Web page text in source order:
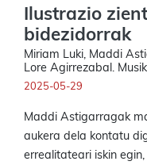
Ilustrazio
bidezidorrak
Miriam Luki, Maddi
Lore Agirrezabal.
2025-05-29
Maddi Astigarragak
aukera dela kontatu
errealitateari iskin